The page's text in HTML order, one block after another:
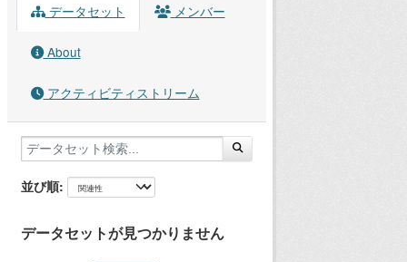
データセット メンバー
About
アクティビティストリーム
並び順
データセットが見つかりません